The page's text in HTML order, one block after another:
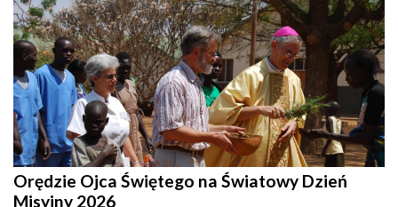
Orędzie Ojca Świętego na Światowy Dzień
Misyjny 2026